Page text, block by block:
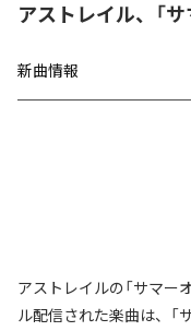
アストレイル、「
新曲情報
アストレイルの「サマー
ル配信された楽曲は、「